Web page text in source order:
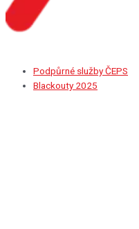
Podpůrné služby ČEPS
Blackouty 2025